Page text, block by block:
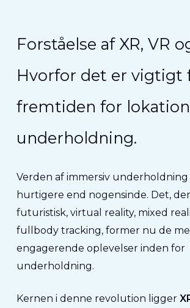
Forståelse af XR, VR
Hvorfor det er vigtigt
fremtiden for
underholdning.
Verden af immersiv underholdning
hurtigere end nogensinde. Det,
futuristisk, virtual reality, mixed
fullbody tracking, former nu de
engagerende oplevelser inden for
underholdning.
Kernen i denne revolution ligger